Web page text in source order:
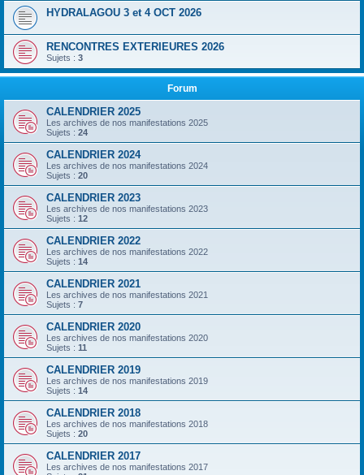
HYDRALAGOU 3 et 4 OCT 2026
RENCONTRES EXTERIEURES 2026
Sujets : 3
Forum
CALENDRIER 2025
Les archives de nos manifestations 2025
Sujets : 24
CALENDRIER 2024
Les archives de nos manifestations 2024
Sujets : 20
CALENDRIER 2023
Les archives de nos manifestations 2023
Sujets : 12
CALENDRIER 2022
Les archives de nos manifestations 2022
Sujets : 14
CALENDRIER 2021
Les archives de nos manifestations 2021
Sujets : 7
CALENDRIER 2020
Les archives de nos manifestations 2020
Sujets : 11
CALENDRIER 2019
Les archives de nos manifestations 2019
Sujets : 14
CALENDRIER 2018
Les archives de nos manifestations 2018
Sujets : 20
CALENDRIER 2017
Les archives de nos manifestations 2017